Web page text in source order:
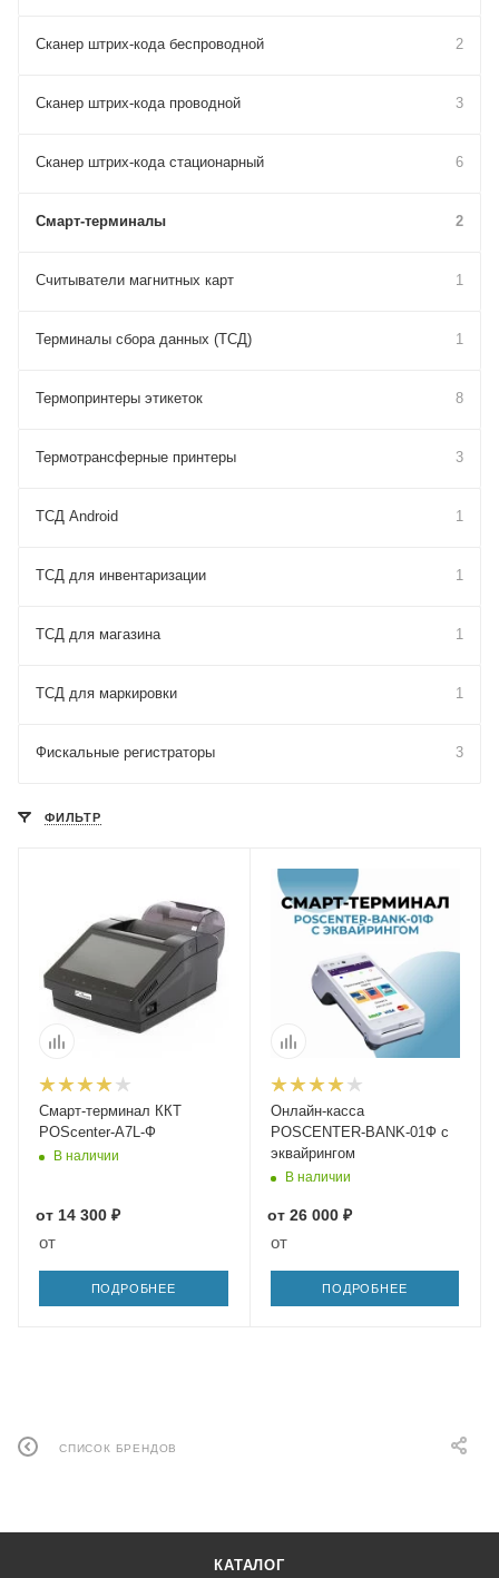
Сканер штрих-кода беспроводной 2
Сканер штрих-кода проводной 3
Сканер штрих-кода стационарный 6
Смарт-терминалы 2
Считыватели магнитных карт 1
Терминалы сбора данных (ТСД) 1
Термопринтеры этикеток 8
Термотрансферные принтеры 3
ТСД Android 1
ТСД для инвентаризации 1
ТСД для магазина 1
ТСД для маркировки 1
Фискальные регистраторы 3
ФИЛЬТР
Смарт-терминал ККТ
POScenter-A7L-Ф
В наличии
от 14 300 ₽
от
ПОДРОБНЕЕ
Онлайн-касса
POSCENTER-BANK-01Ф с
эквайрингом
В наличии
от 26 000 ₽
от
ПОДРОБНЕЕ
СПИСОК БРЕНДОВ
КАТАЛОГ